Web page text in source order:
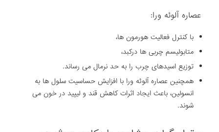
عصاره آلوئه ورا:
با کنترل فعالیت هورمون ها،
متابولیسم چربی ها درکبد،
توزیع اسیدهای چرب را به حد نرمال می رساند.
همچنین عصاره آلوئه ورا با افزایش حساسیت سلول ها به
انسولین، باعث ایجاد اثرات کاهش قند و لیپید در خون می
شوند.